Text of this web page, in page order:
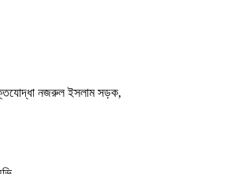
নজরুল ইসলাম সড়ক,